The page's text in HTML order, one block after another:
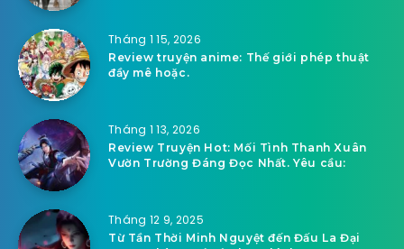
Tháng 1 15, 2026
Review truyện anime: Thế giới phép thuật
đầy mê hoặc.
Tháng 1 13, 2026
Review Truyện Hot: Mối Tình Thanh Xuân
Vườn Trường Đáng Đọc Nhất. Yêu cầu:
Tháng 12 9, 2025
Từ Tần Thời Minh Nguyệt đến Đấu La Đại